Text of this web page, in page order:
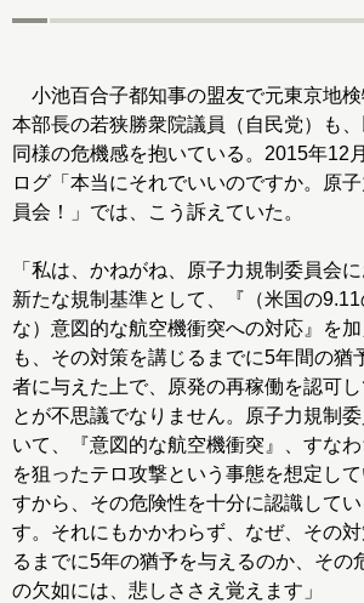
小池百合子都知事の盟友で元東京地検
本部長の若狭勝衆院議員（自民党）も
同様の危機感を抱いている。2015年12
ログ「本当にそれでいいのですか。原
員会！」では、こう訴えていた。
「私は、かねがね、原子力規制委員会に
新たな規制基準として、『（米国の9.11
な）意図的な航空機衝突への対応』を
も、その対策を講じるまでに5年間の猶
者に与えた上で、原発の再稼働を認可し
とが不思議でなりません。原子力規制
いて、『意図的な航空機衝突』、すな
を狙ったテロ攻撃という事態を想定し
すから、その危険性を十分に認識して
す。それにもかかわらず、なぜ、その
るまでに5年の猶予を与えるのか、その
の欠如には、悲しささえ覚えます」